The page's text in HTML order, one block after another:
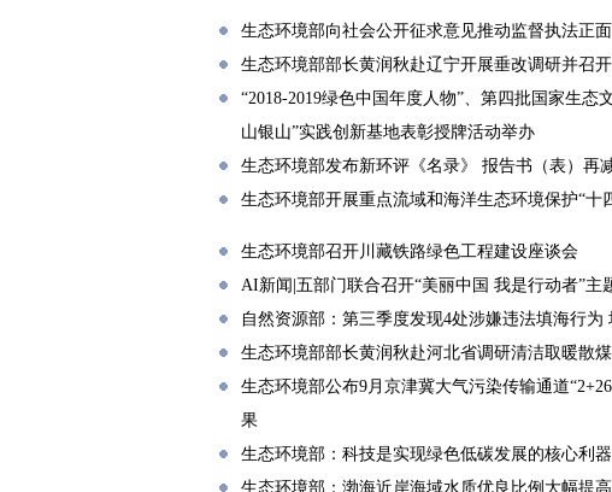
生态环境部向社会公开征求意见推动监督执法正
生态环境部部长黄润秋赴辽宁开展垂改调研并召
“2018-2019绿色中国年度人物”、第四批国家生态
山银山”实践创新基地表彰授牌活动举办
生态环境部发布新环评《名录》 报告书（表）再
生态环境部开展重点流域和海洋生态环境保护“十
生态环境部召开川藏铁路绿色工程建设座谈会
AI新闻|五部门联合召开“美丽中国 我是行动者”主
自然资源部：第三季度发现4处涉嫌违法填海行为
生态环境部部长黄润秋赴河北省调研清洁取暖散
生态环境部公布9月京津冀大气污染传输通道
果
生态环境部：科技是实现绿色低碳发展的核心利器
生态环境部：渤海近岸海域水质优良比例大幅提高